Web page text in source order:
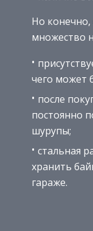
Но
множество
чего может
после
постоянно
шурупы;
стальная
хранить
гараже.